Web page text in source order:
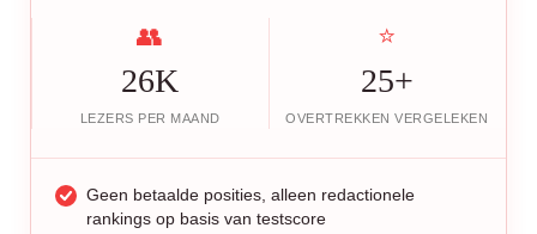
👥
26K
LEZERS PER MAAND
⭐
25+
OVERTREKKEN VERGELEKEN
Geen betaalde posities, alleen redactionele
rankings op basis van testscore